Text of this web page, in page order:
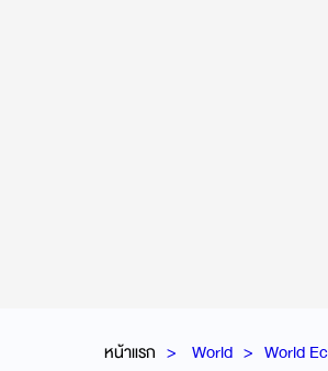
หน้าแรก World World